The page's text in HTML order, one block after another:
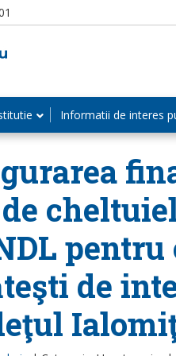
Informatii de interes
de